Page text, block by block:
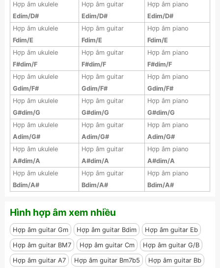
Hợp âm ukulele
Edim/D#
Hợp âm guitar
Edim/D#
Hợp âm piano
Edim/D#
Hợp âm ukulele
Fdim/E
Hợp âm guitar
Fdim/E
Hợp âm piano
Fdim/E
Hợp âm ukulele
F#dim/F
Hợp âm guitar
F#dim/F
Hợp âm piano
F#dim/F
Hợp âm ukulele
Gdim/F#
Hợp âm guitar
Gdim/F#
Hợp âm piano
Gdim/F#
Hợp âm ukulele
G#dim/G
Hợp âm guitar
G#dim/G
Hợp âm piano
G#dim/G
Hợp âm ukulele
Adim/G#
Hợp âm guitar
Adim/G#
Hợp âm piano
Adim/G#
Hợp âm ukulele
A#dim/A
Hợp âm guitar
A#dim/A
Hợp âm piano
A#dim/A
Hợp âm ukulele
Bdim/A#
Hợp âm guitar
Bdim/A#
Hợp âm piano
Bdim/A#
Hình hợp âm xem nhiều
Hợp âm guitar Gm Hợp âm guitar Bdim
Hợp âm guitar Eb
Hợp âm guitar BM7
Hợp âm guitar Cm
Hợp âm guitar G/B
Hợp âm guitar A7
Hợp âm guitar Bm7b5 Hợp âm guitar Bb